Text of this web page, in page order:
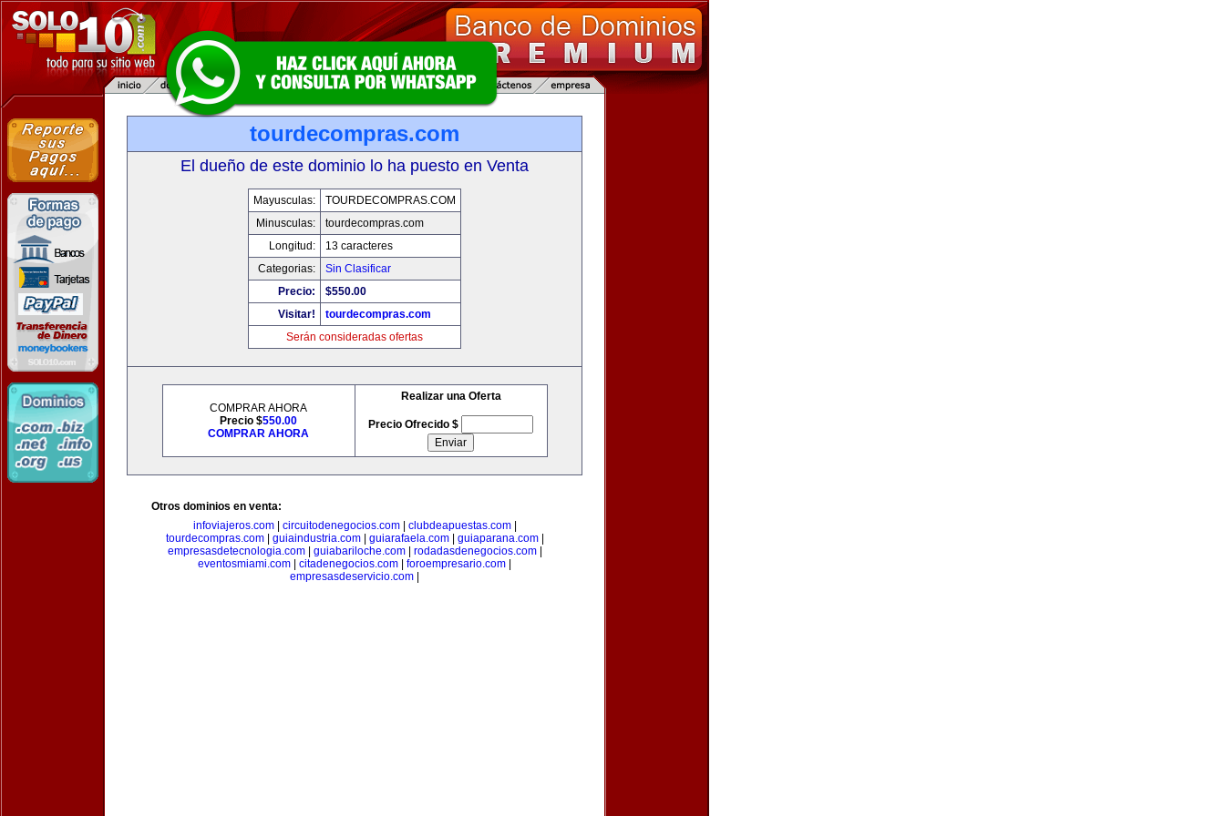
tourdecompras.com
El dueño de este dominio lo ha puesto en Venta
Mayusculas:
TOURDECOMPRAS.COM
Minusculas:
tourdecompras.com
Longitud:
13 caracteres
Categorias:
Sin Clasificar
Precio:
$550.00
Visitar!
tourdecompras.com
Serán consideradas ofertas
COMPRAR AHORA
Precio $550.00
COMPRAR AHORA
Realizar una Oferta
Precio Ofrecido $
Otros dominios en venta:
infoviajeros.com| circuitodenegocios.com| clubdeapuestas.com|
tourdecompras.com| guiaindustria.com| guiarafaela.com| guiaparana.com|
empresasdetecnologia.com| guiabariloche.com| rodadasdenegocios.com|
eventosmiami.com
citadenegocios.com foroempresario.com
empresasdeservicio.com